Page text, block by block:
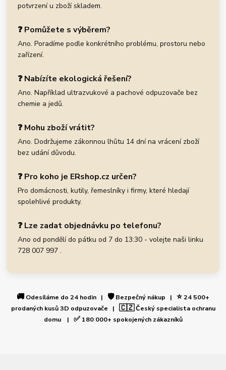
potvrzení u zboží skladem.
❓ Pomůžete s výběrem?
Ano. Poradíme podle konkrétního problému, prostoru nebo
zařízení.
❓ Nabízíte ekologická řešení?
Ano. Například ultrazvukové a pachové odpuzovače bez
chemie a jedů.
❓ Mohu zboží vrátit?
Ano. Dodržujeme zákonnou lhůtu 14 dní na vrácení zboží
bez udání důvodu.
❓ Pro koho je ERshop.cz určen?
Pro domácnosti, kutily, řemeslníky i firmy, které hledají
spolehlivé produkty.
❓ Lze zadat objednávku po telefonu?
Ano od pondělí do pátku od 7 do 13:30 - volejte naši linku
728 007 997 .
🚚 Odesíláme do 24 hodin | 🛡️Bezpečný nákup | ⭐24 500+
prodaných kusů 3D odpuzovače | 🇨🇿Český specialista ochranu
domu | ✅180 000+ spokojených zákazníků